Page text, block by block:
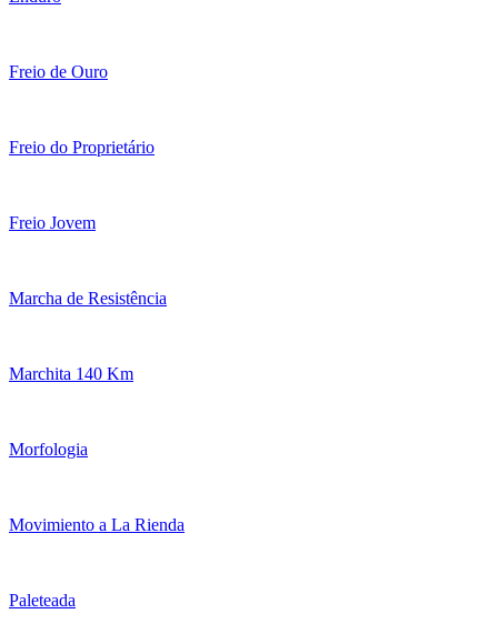
Freio de Ouro
Freio do Proprietário
Freio Jovem
Marcha de Resistência
Marchita 140 Km
Morfologia
Movimiento a La Rienda
Paleteada